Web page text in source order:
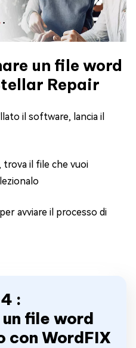
un file word
Repair
il software, lancia il
trova il file che vuoi
avviare il processo di
:
file word
con WordFIX